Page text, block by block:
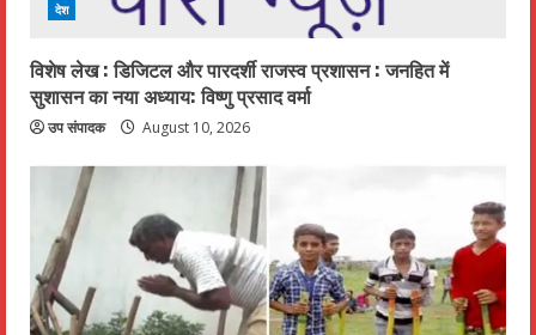
i
n
g
देश
विशेष लेख : डिजिटल और पारदर्शी राजस्व प्रशासन : जनहित में
सुशासन का नया अध्याय: विष्णु प्रसाद वर्मा
उप संपादक August 10, 2026